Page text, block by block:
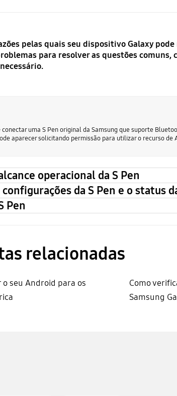
pelas quais seu dispositivo Galaxy
para resolver as questões
conectar uma S Pen original da Samsung que suporte
aparecer solicitando permissão para utilizar o recurso de
operacional da S Pen
da S Pen e o status
Pen
relacionadas
seu Android para os
Como
Samsung